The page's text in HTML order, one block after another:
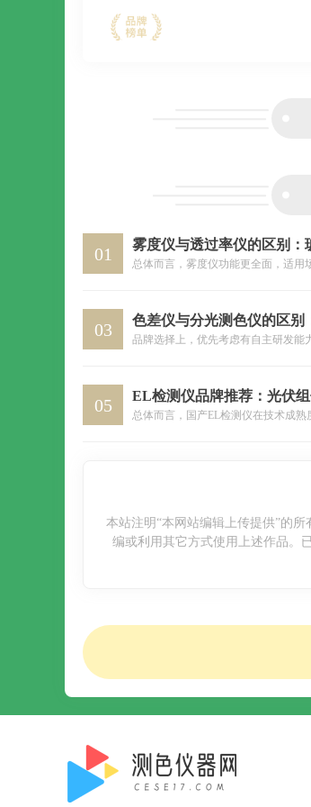
01
03
05
本站注明“本网站编辑上传提供”的
编或利用其它方式使用上述作品。